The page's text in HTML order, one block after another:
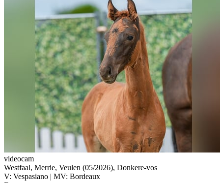
videocam
Westfaal, Merrie, Veulen (05/2026), Donkere-vos
V: Vespasiano | MV: Bordeaux